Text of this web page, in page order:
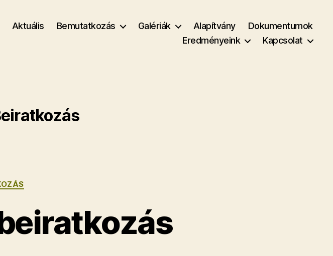
Aktuális Bemutatkozás Galériák Alapítvány
Dokumentumok
Eredményeink
Kapcsolat